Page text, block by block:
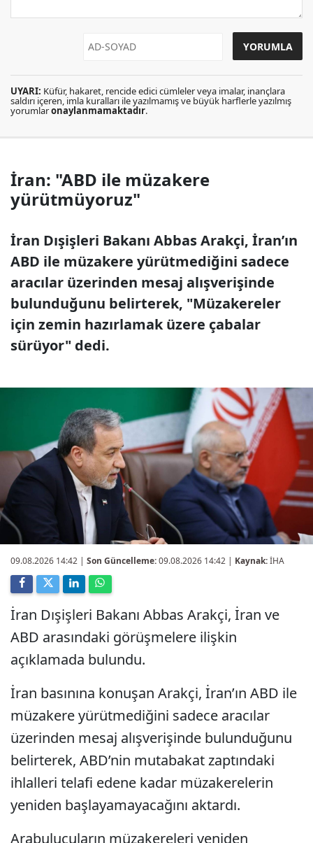
UYARI: Küfür, hakaret, rencide edici cümleler veya imalar, inançlara
saldırı içeren, imla kuralları ile yazılmamış ve büyük harflerle yazılmış
yorumlaronaylanmamaktadır.
İran: "ABD ile müzakere
yürütmüyoruz"
İran Dışişleri Bakanı Abbas Arakçi, İran’ın
ABD ile müzakere yürütmediğini sadece
aracılar üzerinden mesaj alışverişinde
bulunduğunu belirterek, "Müzakereler
için zemin hazırlamak üzere çabalar
sürüyor" dedi.
09.08.2026 14:42 | Son Güncelleme:09.08.2026 14:42 | Kaynak:İHA
İran Dışişleri Bakanı Abbas Arakçi, İran ve
ABD arasındaki görüşmelere ilişkin
açıklamada bulundu.
İran basınına konuşan Arakçi, İran’ın ABD ile
müzakere yürütmediğini sadece aracılar
üzerinden mesaj alışverişinde bulunduğunu
belirterek, ABD’nin mutabakat zaptındaki
ihlalleri telafi edene kadar müzakerelerin
yeniden başlayamayacağını aktardı.
Arabulucuların müzakereleri yeniden